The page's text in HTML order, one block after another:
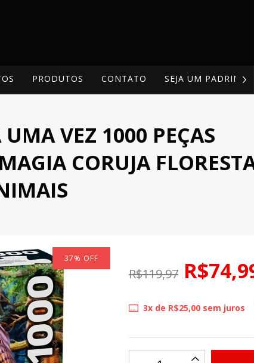
PRODUTOS CONTATO SEJA UM PADRINHO
VEZ 1000 PEÇAS
CORUJA
37% OFF
R$119,97
3x de R$25,00sem juros